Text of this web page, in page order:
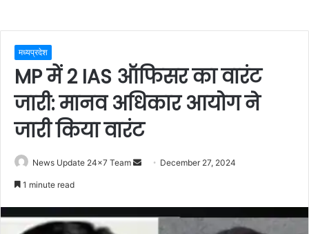
मध्यप्रदेश
MP में 2 IAS ऑफिसर का वारंट
जारी: मानव अधिकार आयोग ने
जारी किया वारंट
News Update 24x7 Team
Send December 27, 2024
1 minute read